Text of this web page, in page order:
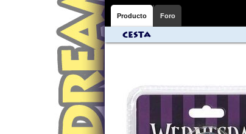
Producto Foro
Cesta